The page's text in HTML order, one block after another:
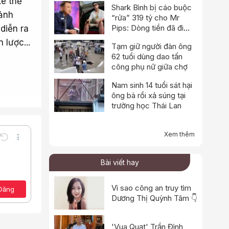
ra
lược...
Undo Thêm tùy chọn…
Toggle BB code
Lưu nháp
Xóa bản thảo
Shark Bình bị cáo buộc
“rửa” 319 tỷ cho Mr
Pips: Dòng tiền đã đi
nào?
Tạm giữ người đàn ông
62 tuổi dùng dao tấn
công phụ nữ giữa chợ
Nam sinh 14 tuổi sát hại
ông bà rồi xả súng tại
trường học Thái Lan
Xem thêm
Bài viết hay
Vì sao công an truy tìm
Dương Thị Quỳnh Tâm 👇
'Vua Quạt' Trần Đình